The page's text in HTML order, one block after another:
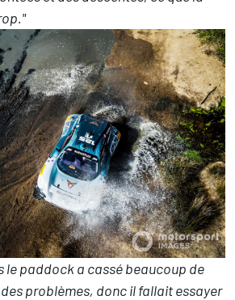
le paddock a cassé beaucoup de
problèmes, donc il fallait essayer